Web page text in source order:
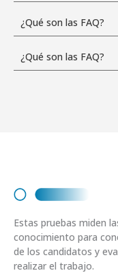
¿Qué son las FAQ?
¿Qué son las FAQ?
Estas pruebas miden
conocimiento para
de los candidatos y
realizar el trabajo.